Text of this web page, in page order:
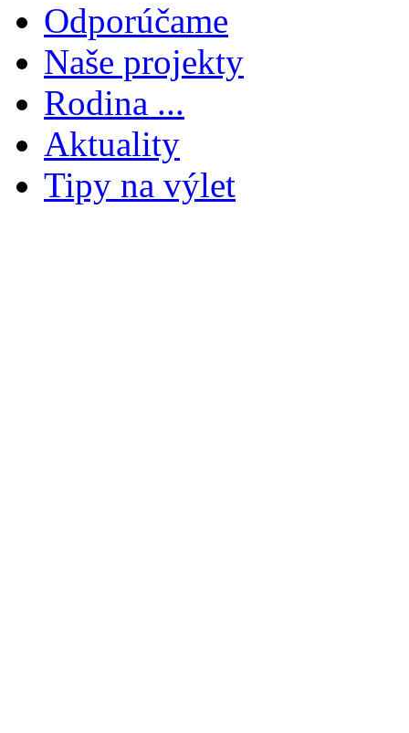
Odporúčame
Naše projekty
Rodina ...
Aktuality
Tipy na výlet